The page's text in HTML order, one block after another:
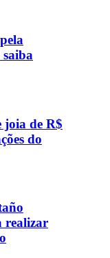
joia de R$
do
realizar